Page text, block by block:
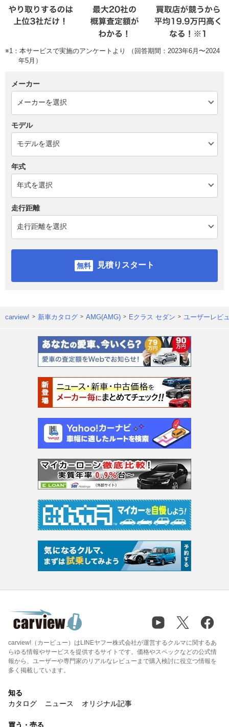
※1：本サービスで実施のアンケートより （回答期間：2023年6月〜2024
年5月）
メーカー
モデル
年式
走行距離
見積りスタート
carview! 新車カタログ AMG(AMG) Eクラス セダン ユーザーレビ
carview!（カービュー）はLINEヤフー株式会社が運営するクルマに関するあ
らゆる情報やサービスを提供するサイトです。価格やスペックなどの公式情
報から、ユーザーや専門家のリアルなレビューまで購入検討に役立つ情報を
多く掲載しています。
知る
カタログ
ニュース オリジナル記事
買う・売る